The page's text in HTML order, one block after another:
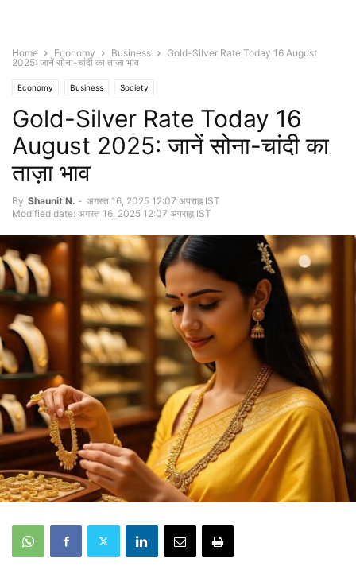
Home Economy Business
Gold-Silver Rate Today 16 August
2025: जानें सोना-चांदी का ताज़ा भाव
Economy Business Society
Gold-Silver Rate Today 16
August 2025: जानें सोना-चांदी का
ताज़ा भाव
By Shaunit N. - अगस्त 16, 2025 12:07 अपराह्न IST
Modified date: अगस्त 16, 2025 12:07 अपराह्न IST